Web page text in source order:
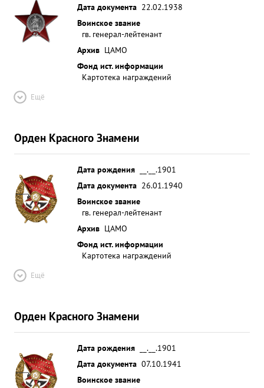
Дата документа 22.02.1938
Воинское звание
гв. генерал-лейтенант
Архив ЦАМО
Фонд ист. информации
Картотека награждений
Ещё
Орден Красного Знамени
Дата рождения
__.__.1901
Дата документа 26.01.1940
Воинское звание
гв. генерал-лейтенант
Архив ЦАМО
Фонд ист. информации
Картотека награждений
Ещё
Орден Красного Знамени
Дата рождения
__.__.1901
Дата документа 07.10.1941
Воинское звание